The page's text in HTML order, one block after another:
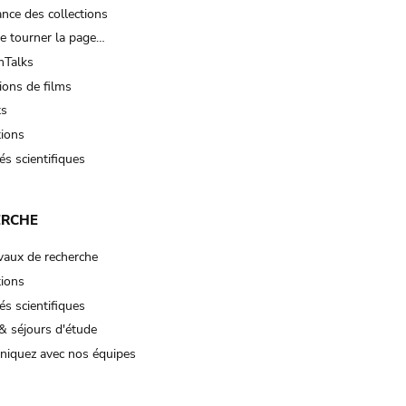
des collections
tourner la page…
de films
scientifiques
de recherche
scientifiques
séjours d'étude
avec nos équipes